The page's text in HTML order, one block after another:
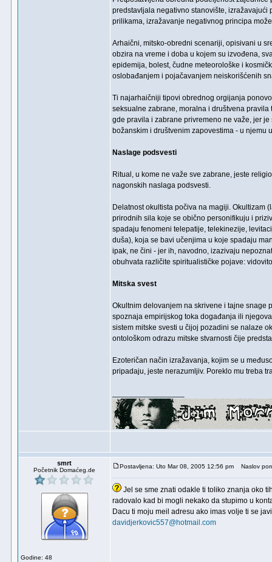
predstavljala negativno stanovište,
prilikama, izražavanje negativnog principa
Arhaični, mitsko-obredni scenariji, opisivani u
obzira na vreme i doba u kojem su izvođena,
epidemija, bolest, čudne meteorološke i
oslobađanjem i pojačavanjem neiskorišćenih
Ti najarhaičniji tipovi obrednog orgijanja
seksualne zabrane, moralna i društvena
gde pravila i zabrane privremeno ne važe, jer
božanskim i društvenim zapovestima - u
Naslage podsvesti
Ritual, u kome ne važe sve zabrane, jeste
nagonskih naslaga podsvesti.
Delatnost okultista počiva na magiji. Okultizam
prirodnih sila koje se obično personifikuju i
spadaju fenomeni telepatije, telekinezije,
duša), koja se bavi učenjima u koje spadaju
ipak, ne čini - jer ih, navodno, izazivaju
obuhvata različite spiritualističke pojave:
Mitska svest
Okultnim delovanjem na skrivene i tajne snage
spoznaja empirijskog toka događanja ili
sistem mitske svesti u čijoj pozadini se nalaze
ontološkom odrazu mitske stvarnosti čije
Ezoteričan način izražavanja, kojim se u
pripadaju, jeste nerazumljiv. Poreklo mu treba
smrt
Početnik Domaćeg.de
Godine: 48
Postavljena: Uto Mar 08, 2005 12:56 pm Naslov
Jel se sme znati odakle ti toliko znanja oko
radovalo kad bi mogli nekako da stupimo u
Dacu ti moju meil adresu ako imas volje ti se javi
davidjerkovic557@hotmail.com